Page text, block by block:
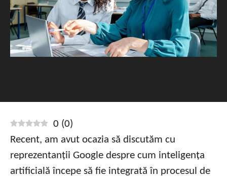
0 (0)
Recent, am avut ocazia să discutăm cu
reprezentanții Google despre cum inteligența
artificială începe să fie integrată în procesul de